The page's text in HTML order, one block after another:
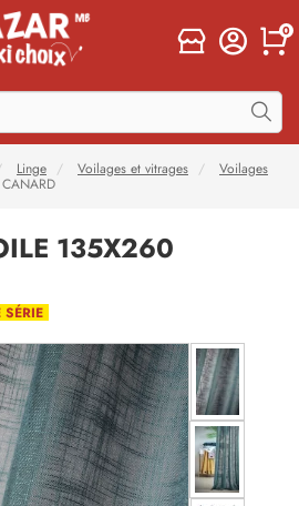
0
Linge Voilages et vitrages
Voilages
135X260
SÉRIE